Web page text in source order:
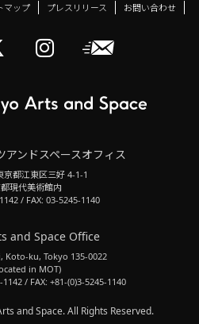
マップ プレスリリース お問い合わせ
キョーアーツ
メールニ
アンドスペースオフィス
京都江東区三好 4-1-1
現代美術館内
/ FAX: 03-5245-1140
and Space Office
Koto-ku, Tokyo 135-0022
in MOT)
1142 / FAX: +81-(0)3-5245-1140
and Space. All Rights Reserved.